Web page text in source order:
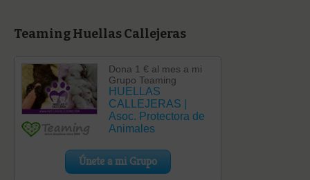
Teaming Huellas Callejeras